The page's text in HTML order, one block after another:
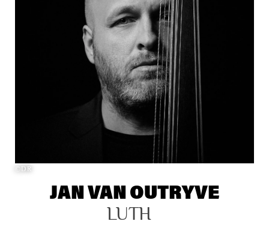
©DR
JAN VAN OUTRYVE
LUTH